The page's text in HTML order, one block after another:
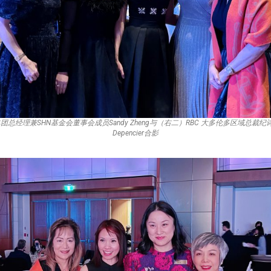
总经理兼SHN基金会董事会成员Sandy Zheng与（右二）RBC 大多伦多区域总裁纪
Depencier合影